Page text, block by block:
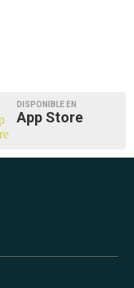
DISPONIBLE EN
App Store